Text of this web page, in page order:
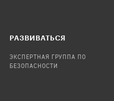
РАЗВИВАТЬСЯ
ЭКСПЕРТНАЯ ГРУППА ПО
БЕЗОПАСНОСТИ